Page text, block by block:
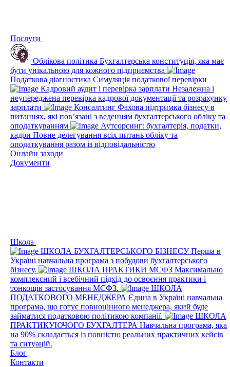
Послуги
Облікова політика Бухгалтерська конституція, яка має
бути унікальною для кожного підприємства
Податкова діагностика Симуляція податкової перевірки
Кадровий аудит і перевірка зарплати Незалежна і
неупереджена перевірка кадрової документації та розрахунку
зарплати
Консалтинг Фахова підтримка бізнесу в
питаннях, які пов’язані з веденням бухгалтерського обліку та
оподаткуванням
Аутсорсинг: бухгалтерія, податки,
кадри Повне делегування всіх питань обліку та
оподаткування разом із відповідальністю
Онлайн заходи
Документи
Школа
ШКОЛА БУХГАЛТЕРСЬКОГО БІЗНЕСУПерша в
Україні навчальна програма з побудови бухгалтерського
бізнесу.
ШКОЛА ПРАКТИКИ МСФЗ Максимально
комплексний і всебічний підхід до освоєння практики і
тонкощів застосування МСФЗ.
ШКОЛА
ПОДАТКОВОГО МЕНЕДЖЕРА Єдина в Україні навчальна
програма, що готує повноцінного менеджера, який буде
займатися податковою політикою компанії.
ШКОЛА
ПРАКТИКУЮЧОГО БУХГАЛТЕРА Навчальна програма, яка
на 90% складається із повністю реальних практичних кейсів
та ситуацій.
Блог
Контакти